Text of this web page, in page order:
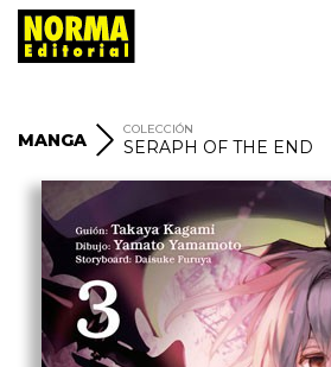
MANGA
COLECCIÓN
SERAPH OF THE END